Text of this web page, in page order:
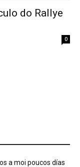
do Rallye
0
a moi poucos días